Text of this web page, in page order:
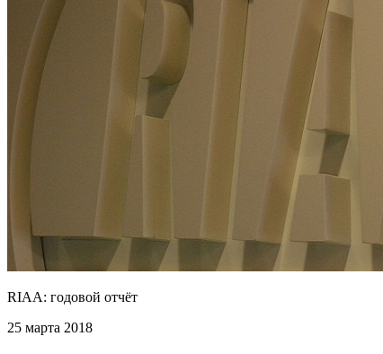
RIAA: годовой отчёт
25 марта 2018